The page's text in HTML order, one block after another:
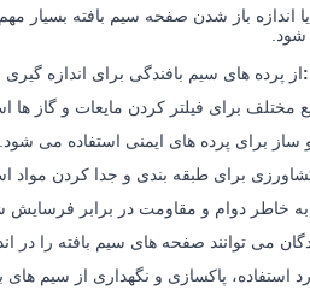
اندازه باز شدن صفحه سیم بافته
از پرده های سیم بافندگی برای اندازه
مختلف برای فیلتر کردن مایعات و گاز ها
برای پرده های ایمنی استفاده می شود.
برای طبقه بندی و جدا کردن مواد
به خاطر دوام و مقاومت در برابر
می توانند صفحه های سیم بافته را
استفاده، پاکسازی و نگهداری از سیم